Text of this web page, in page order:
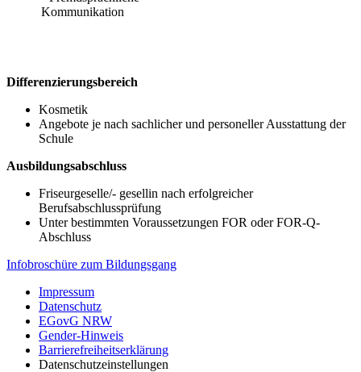
Kommunikation
Differenzierungsbereich
Kosmetik
Angebote je nach sachlicher und personeller Ausstattung der
Schule
Ausbildungsabschluss
Friseurgeselle/- gesellin nach erfolgreicher
Berufsabschlussprüfung
Unter bestimmten Voraussetzungen FOR oder FOR-Q-
Abschluss
Infobroschüre zum Bildungsgang
Impressum
Datenschutz
EGovG NRW
Gender-Hinweis
Barrierefreiheitserklärung
Datenschutzeinstellungen